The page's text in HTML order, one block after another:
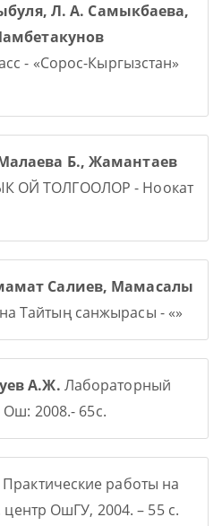
Л. А. Самыкбаева,
- «Сорос-Кыргызстан»
Б., Жамантаев
ТОЛГООЛОР - Ноокат
Салиев, Мамасалы
Тайтың санжырасы - «»
А.Ж. Лабораторный
2008.- 65с.
Практические работы на
ОшГУ, 2004. – 55 с.